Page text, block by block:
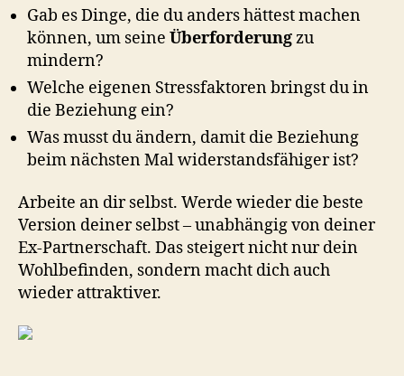
Gab es Dinge, die du anders hättest machen
können, um seine Überforderungzu
mindern?
Welche eigenen Stressfaktoren bringst du in
die Beziehung ein?
Was musst du ändern, damit die Beziehung
beim nächsten Mal widerstandsfähiger ist?
Arbeite an dir selbst. Werde wieder die beste
Version deiner selbst – unabhängig von deiner
Ex-Partnerschaft. Das steigert nicht nur dein
Wohlbefinden, sondern macht dich auch
wieder attraktiver.